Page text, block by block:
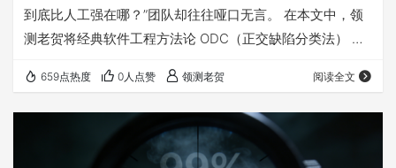
到底比人工强在哪？”团队却往往哑口无言。 在本文中，领
测老贺将经典软件工程方法论 ODC（正交缺陷分类法）​ 创
套可量化的评估体系：不再单纯追逐用例数量，而是通过
Defect Type（缺陷类型）、Impact（影响程度）​ 和
Trigger（触发条件）​ 来精准“称重”AI的发现能力。 无论你
是想证明AI测试的业务价值，还是想科学指导Prompt…
659点热度 0人点赞 领测老贺 阅读全文